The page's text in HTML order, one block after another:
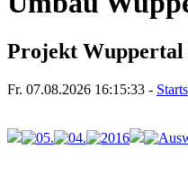
Projekt Wuppertal
Fr. 07.08.2026 16:15:33 -